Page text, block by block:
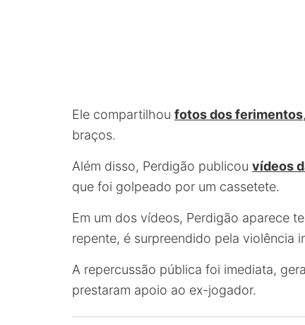
Ele compartilhou fotos dos ferimentos
braços.
Além disso, Perdigão publicou vídeos
que foi golpeado por um cassetete.
Em um dos vídeos, Perdigão aparece
repente, é surpreendido pela violência
A repercussão pública foi imediata,
prestaram apoio ao ex-jogador.